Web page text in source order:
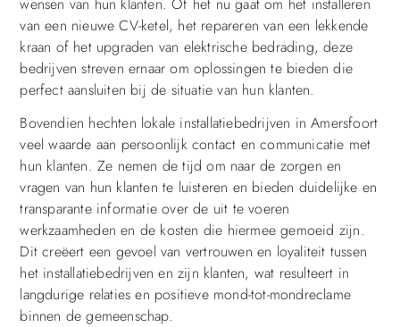
van een nieuwe CV-ketel, het repareren van een lekkende
kraan of het upgraden van elektrische bedrading, deze
bedrijven streven ernaar om oplossingen te bieden die
perfect aansluiten bij de situatie van hun klanten.
Bovendien hechten lokale installatiebedrijven in Amersfoort
veel waarde aan persoonlijk contact en communicatie met
hun klanten. Ze nemen de tijd om naar de zorgen en
vragen van hun klanten te luisteren en bieden duidelijke en
transparante informatie over de uit te voeren
werkzaamheden en de kosten die hiermee gemoeid zijn.
Dit creëert een gevoel van vertrouwen en loyaliteit tussen
het installatiebedrijven en zijn klanten, wat resulteert in
langdurige relaties en positieve mond-tot-mondreclame
binnen de gemeenschap.